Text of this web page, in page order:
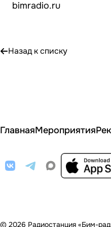
bimradio.ru
Назад к списку
ГлавнаяМероприятия
© 2026 Радиостанция «Бим-